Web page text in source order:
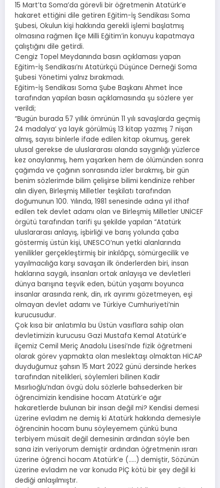
15 Mart’ta Soma’da görevli bir öğretmenin Atatürk’e
hakaret ettiğini dile getiren Eğitim-İş Sendikası Soma
Şubesi, Okulun kişi hakkında gerekli işlemi başlatmış
olmasına rağmen İlçe Milli Eğitim’in konuyu kapatmaya
çalıştığını dile getirdi.
Cengiz Topel Meydanında basın açıklaması yapan
Eğitim-İş Sendikası’nı Atatürkçü Düşünce Derneği Soma
Şubesi Yönetimi yalnız bırakmadı.
Eğitim-İş Sendikası Soma Şube Başkanı Ahmet İnce
tarafından yapılan basın açıklamasında şu sözlere yer
verildi;
“Bugün burada 57 yıllık ömrünün 11 yılı savaşlarda geçmiş
24 madalya’ ya layık görülmüş 13 kitap yazmış 7 nişan
almış, sayısı binlerle ifade edilen kitap okumuş, gerek
ulusal gerekse de uluslararası alanda saygınlığı yüzlerce
kez onaylanmış, hem yaşarken hem de ölümünden sonra
çağımda ve çağının sonrasında izler bırakmış, bir gün
benim sözlerimde bilim çelişirse bilimi kendinize rehber
alın diyen, Birleşmiş Milletler teşkilatı tarafından
doğumunun 100. Yılında, 1981 senesinde adına yıl ithaf
edilen tek devlet adamı olan ve Birleşmiş Milletler UNİCEF
örgütü tarafından tarifi şu şekilde yapılan “Atatürk
uluslararası anlayış, işbirliği ve barış yolunda çaba
göstermiş üstün kişi, UNESCO’nun yetki alanlarında
yenilikler gerçekleştirmiş bir inkılâpçı, sömürgecilik ve
yayılmacılığa karşı savaşan ilk önderlerden biri, insan
haklarına saygılı, insanları ortak anlayışa ve devletleri
dünya barışına teşvik eden, bütün yaşamı boyunca
insanlar arasında renk, din, ırk ayırımı gözetmeyen, eşi
olmayan devlet adamı ve Türkiye Cumhuriyeti’nin
kurucusudur.
Çok kısa bir anlatımla bu Üstün vasıflara sahip olan
devletimizin kurucusu Gazi Mustafa Kemal Atatürk’e
ilçemiz Cemil Meriç Anadolu Lisesi’nde fizik öğretmeni
olarak görev yapmakta olan meslektaşı olmaktan HİCAP
duyduğumuz şahsın 15 Mart 2022 günü dersinde herkes
tarafından nitelikleri, söylemleri bilinen Kadir
Mısırlıoğlu’ndan övgü dolu sözlerle bahsederken bir
öğrencimizin kendisine hocam Atatürk’e ağır
hakaretlerde bulunan bir insan değil mi? Kendisi demesi
üzerine evladım ne demiş ki Atatürk hakkında demesiyle
öğrencinin hocam bunu söyleyemem çünkü buna
terbiyem müsait değil demesinin ardından söyle ben
sana izin veriyorum demiştir ardından öğretmenin ısrarı
üzerine öğrenci hocam Atatürk’e (…..) demiştir, Sözünün
üzerine evladım ne var konuda PİÇ kötü bir şey değil ki
dediği anlaşılmıştır.